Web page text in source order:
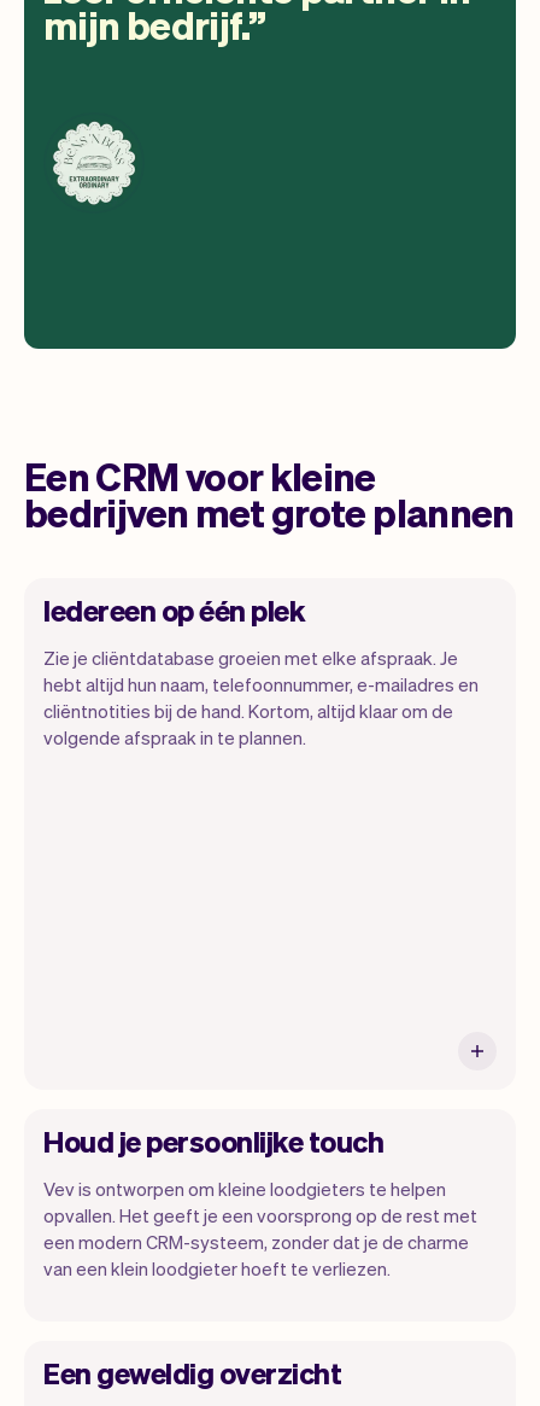
mijn bedrijf.
Een CRM voor kleine
bedrijven met grote plannen
Iedereen op één plek
Zie je cliëntdatabase groeien met elke afspraak. Je
hebt altijd hun naam, telefoonnummer, e-mailadres en
cliëntnotities bij de hand. Kortom, altijd klaar om de
volgende afspraak in te plannen.
Met Vev kun je je focussen op je dag. Je
Houd je persoonlijke touch
Vev is ontworpen om kleine loodgieters te helpen
opvallen. Het geeft je een voorsprong op de rest met
een modern CRM-systeem, zonder dat je de charme
van een klein loodgieter hoeft te verliezen.
Een geweldig overzicht